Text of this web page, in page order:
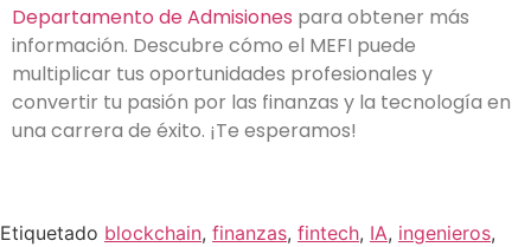
Departamento de Admisiones para obtener más
información. Descubre cómo el MEFI puede
multiplicar tus oportunidades profesionales y
convertir tu pasión por las finanzas y la tecnología en
una carrera de éxito. ¡Te esperamos!
Etiquetado blockchain, finanzas, fintech, IA, ingenieros,